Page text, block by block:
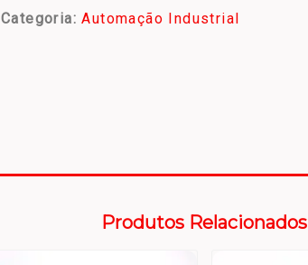
Categoria: Automação Industrial
Produtos Relacionados